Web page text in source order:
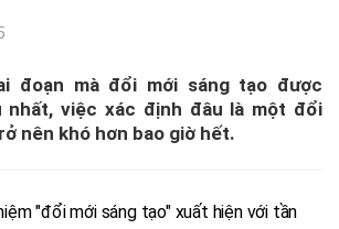
đoạn mà đổi mới sáng tạo được
nhất, việc xác định đâu là một đổi
nên khó hơn bao giờ hết.
"đổi mới sáng tạo" xuất hiện với tần